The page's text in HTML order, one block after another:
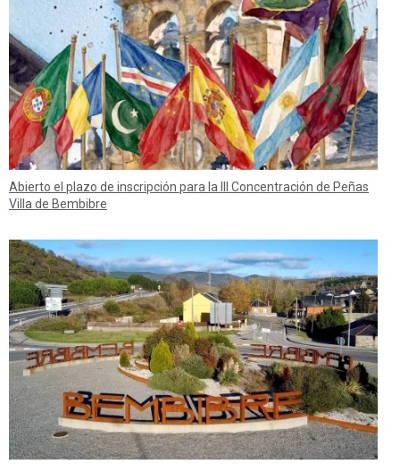
Abierto el plazo de inscripción para la III Concentración de Peñas
Villa de Bembibre